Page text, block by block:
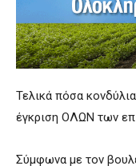
Τελικά πόσα
έγκριση ΟΛΩΝ των
Σύμφωνα με τον